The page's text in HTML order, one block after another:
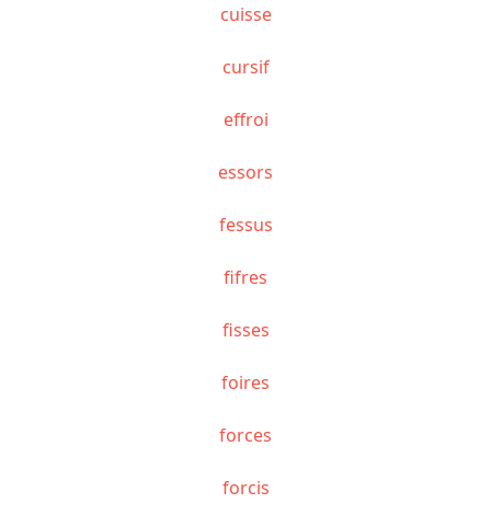
cuisse
cursif
effroi
essors
fessus
fifres
fisses
foires
forces
forcis